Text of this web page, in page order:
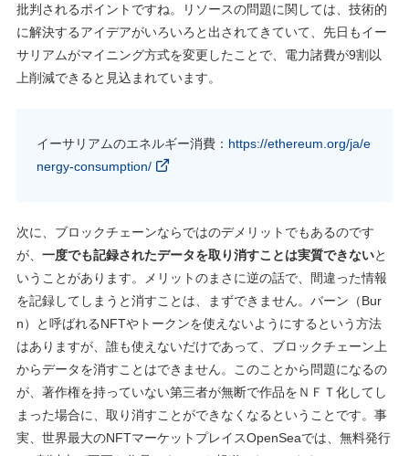
批判されるポイントですね。リソースの問題に関しては、技術的
に解決するアイデアがいろいろと出されてきていて、先日もイー
サリアムがマイニング方式を変更したことで、電力諸費が9割以
上削減できると見込まれています。
イーサリアムのエネルギー消費： https://ethereum.org/ja/e
nergy-consumption/
次に、ブロックチェーンならではのデメリットでもあるのです
が、 一度でも記録されたデータを取り消すことは実質できないと
いうことがあります。メリットのまさに逆の話で、間違った情報
を記録してしまうと消すことは、まずできません。バーン（Bur
n）と呼ばれるNFTやトークンを使えないようにするという方法
はありますが、誰も使えないだけであって、ブロックチェーン上
からデータを消すことはできません。このことから問題になるの
が、著作権を持っていない第三者が無断で作品をＮＦＴ化してし
まった場合に、取り消すことができなくなるということです。事
実、世界最大のNFTマーケットプレイスOpenSeaでは、無料発行